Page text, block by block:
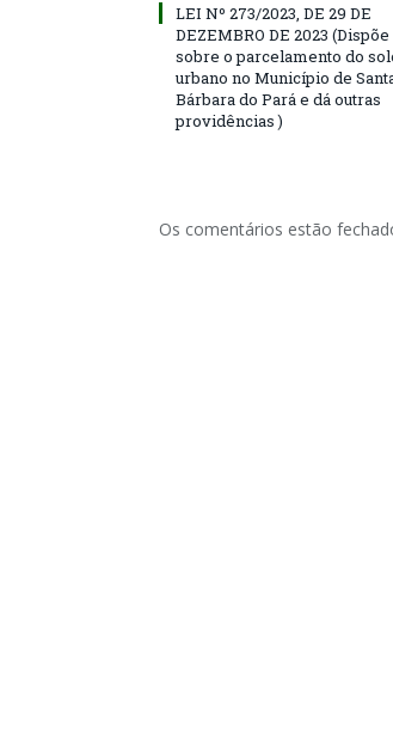
LEI Nº 273/2023, DE 29 DE
DEZEMBRO DE 2023 (Dispõe
sobre o parcelamento do
urbano no Município de
Bárbara do Pará e dá outras
providências )
Os comentários estão